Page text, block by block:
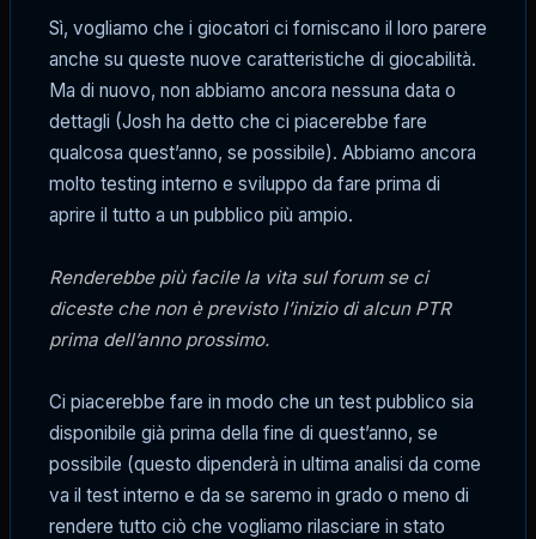
Sì, vogliamo che i giocatori ci forniscano il loro parere
anche su queste nuove caratteristiche di giocabilità.
Ma di nuovo, non abbiamo ancora nessuna data o
dettagli (Josh ha detto che ci piacerebbe fare
qualcosa quest’anno, se possibile). Abbiamo ancora
molto testing interno e sviluppo da fare prima di
aprire il tutto a un pubblico più ampio.
Renderebbe più facile la vita sul forum se ci
diceste che non è previsto l’inizio di alcun PTR
prima dell’anno prossimo.
Ci piacerebbe fare in modo che un test pubblico sia
disponibile già prima della fine di quest’anno, se
possibile (questo dipenderà in ultima analisi da come
va il test interno e da se saremo in grado o meno di
rendere tutto ciò che vogliamo rilasciare in stato